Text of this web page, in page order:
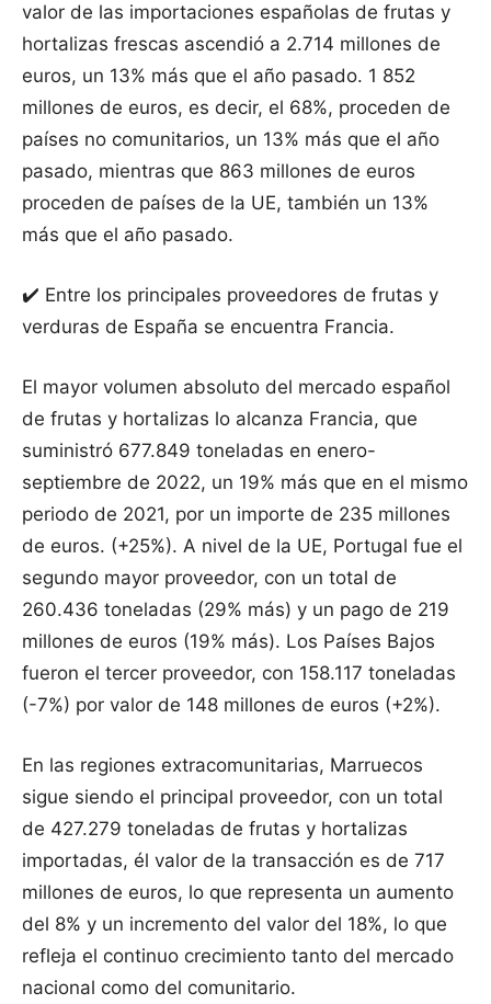
valor de las importaciones españolas de frutas y
hortalizas frescas ascendió a 2.714 millones de
euros, un 13% más que el año pasado. 1 852
millones de euros, es decir, el 68%, proceden de
países no comunitarios, un 13% más que el año
pasado, mientras que 863 millones de euros
proceden de países de la UE, también un 13%
más que el año pasado.
✔️ Entre los principales proveedores de frutas y
verduras de España se encuentra Francia.
El mayor volumen absoluto del mercado español
de frutas y hortalizas lo alcanza Francia, que
suministró 677.849 toneladas en enero-
septiembre de 2022, un 19% más que en el mismo
periodo de 2021, por un importe de 235 millones
de euros. (+25%). A nivel de la UE, Portugal fue el
segundo mayor proveedor, con un total de
260.436 toneladas (29% más) y un pago de 219
millones de euros (19% más). Los Países Bajos
fueron el tercer proveedor, con 158.117 toneladas
(-7%) por valor de 148 millones de euros (+2%).
En las regiones extracomunitarias, Marruecos
sigue siendo el principal proveedor, con un total
de 427.279 toneladas de frutas y hortalizas
importadas, él valor de la transacción es de 717
millones de euros, lo que representa un aumento
del 8% y un incremento del valor del 18%, lo que
refleja el continuo crecimiento tanto del mercado
nacional como del comunitario.